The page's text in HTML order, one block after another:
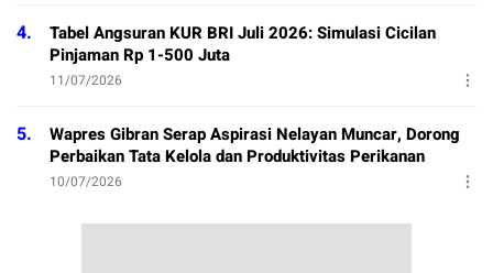
4.
Tabel Angsuran KUR BRI Juli 2026: Simulasi Cicilan
Pinjaman Rp 1-500 Juta
11/07/2026
5.
Wapres Gibran Serap Aspirasi Nelayan Muncar, Dorong
Perbaikan Tata Kelola dan Produktivitas Perikanan
10/07/2026